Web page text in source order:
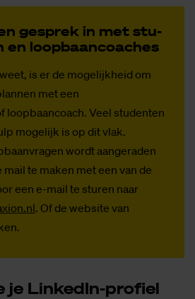
ge­sprek in met stu­
en loop­baan­coa­ches
is er de mogelijkheid om
met een
loopbaancoach. Veel studenten
mogelijk is op dit vlak.
wordt aangeraden
mail te maken met een van de
een e-mail te sturen naar
. Of de website van
je Lin­kedIn-pro­fiel